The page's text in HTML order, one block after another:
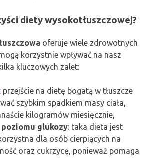
diety wysokotłuszczowej?
oferuje wiele zdrowotnych
korzystnie wpływać na nasz
kluczowych zalet:
: przejście na dietę bogatą w tłuszcze
szybkim spadkiem masy ciała,
kilogramów miesięcznie,
glukozy: taka dieta jest
dla osób cierpiących na
oraz cukrzycę, ponieważ pomaga